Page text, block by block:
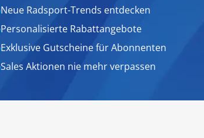
Neue Radsport-Trends entdecken
Personalisierte Rabattangebote
Exklusive Gutscheine für Abonnenten
Sales Aktionen nie mehr verpassen